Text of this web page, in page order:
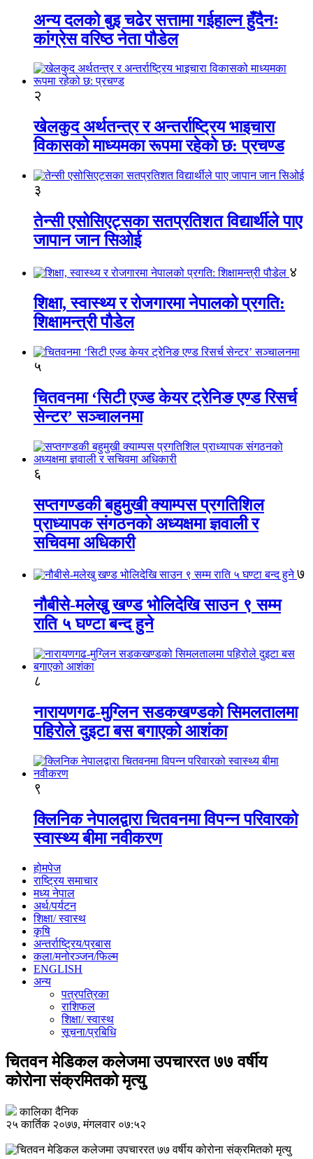
अन्य दलको बुइ चढेर सत्तामा गईहाल्न हुँदैनः
कांग्रेस वरिष्ठ नेता पौडेल
२
खेलकुद अर्थतन्त्र र अन्तर्राष्ट्रिय भाइचारा
विकासको माध्यमका रूपमा रहेको छ: प्रचण्ड
३
तेन्सी एसोसिएट्सका सतप्रतिशत विद्यार्थीले पाए
जापान जान सिओई
४
शिक्षा, स्वास्थ्य र रोजगारमा नेपालको प्रगति:
शिक्षामन्त्री पौडेल
५
चितवनमा ‘सिटी एज्ड केयर ट्रेनिङ एण्ड रिसर्च
सेन्टर’ सञ्चालनमा
६
सप्तगण्डकी बहुमुखी क्याम्पस प्रगतिशिल
प्राध्यापक संगठनको अध्यक्षमा ज्ञवाली र
सचिवमा अधिकारी
७
नौबीसे-मलेखु खण्ड भोलिदेखि साउन ९ सम्म
राति ५ घण्टा बन्द हुने
८
नारायणगढ-मुग्लिन सडकखण्डको सिमलतालमा
पहिरोले दुइटा बस बगाएको आशंका
९
क्लिनिक नेपालद्वारा चितवनमा विपन्न परिवारको
स्वास्थ्य बीमा नवीकरण
होमपेज
राष्ट्रिय समाचार
मध्य नेपाल
अर्थ/पर्यटन
शिक्षा/ स्वास्थ
कृषि
अन्तर्राष्ट्रिय/प्रबास
कला/मनोरञ्जन/फिल्म
ENGLISH
अन्य
पत्रपत्रिका
राशिफल
शिक्षा/ स्वास्थ
सूचना/प्रबिधि
चितवन मेडिकल कलेजमा उपचाररत ७७ वर्षीय
कोरोना संक्रमितको मृत्यु
कालिका दैनिक
२५ कार्तिक २०७७, मंगलवार ०७:५२